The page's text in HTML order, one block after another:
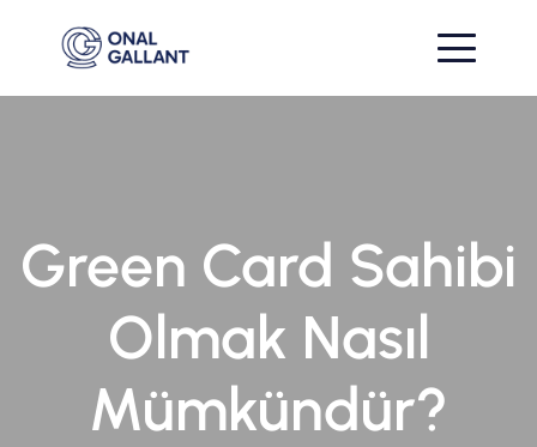
Green Card Sahibi
Olmak Nasıl
Mümkündür?